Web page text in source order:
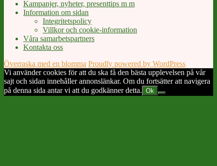
Kampanjer, nyheter, presenttips m m
Information om sidan
Integritetspolicy
Villkor och cookie-information
Våra samarbetspartners
Kontakta oss
Överraska med en blomma Proudly powered by WordPress
Vi använder cookies för att du ska få den bästa upplevelsen på vår
sajt och sidan innehåller annonslänkar. Om du fortsätter att navigera
på denna sida antar vi att du godkänner detta. Ok